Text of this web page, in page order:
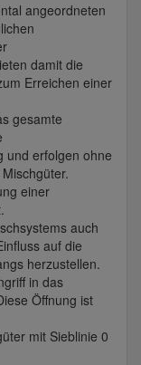
angeordneten
damit die
Erreichen einer
gesamte
und erfolgen ohne
einer
auch
auf die
herzustellen.
in das
Öffnung ist
mit Sieblinie 0